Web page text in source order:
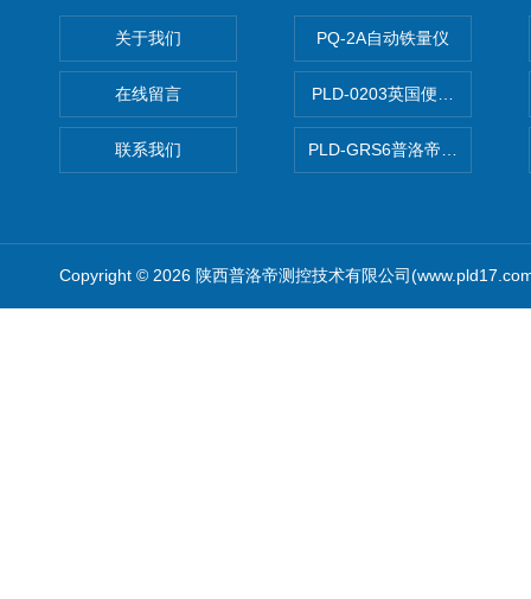
关于我们
在线留言
联系我们
PQ-2A自动铁量仪
PLD-0203英国便携式油品颗
PLD-GRS6普洛帝全自动微量
Copyright © 2026 陕西普洛帝测控技术有限公司